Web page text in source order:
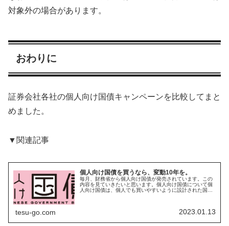
対象外の場合があります。
おわりに
証券会社各社の個人向け国債キャンペーンを比較してまと
めました。
▼関連記事
個人向け国債を買うなら、変動10年を。
毎月、財務省から個人向け国債が発売されています。この
内容を見ていきたいと思います。個人向け国債について個
人向け国債は、個人でも買いやすいように設計された国債
tesu-go.com 2023.01.13